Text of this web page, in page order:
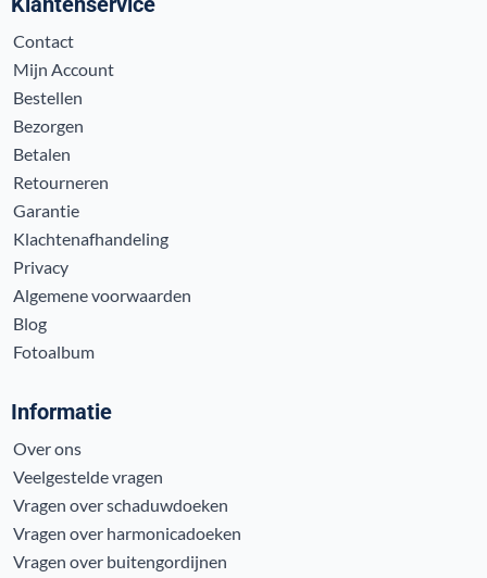
Contact
Mijn Account
Bestellen
Bezorgen
Betalen
Retourneren
Garantie
Klachtenafhandeling
Privacy
Algemene voorwaarden
Blog
Fotoalbum
Informatie
Over ons
Veelgestelde vragen
Vragen over schaduwdoeken
Vragen over harmonicadoeken
Vragen over buitengordijnen